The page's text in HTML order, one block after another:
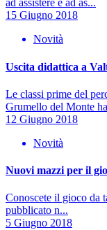
ad assistere e ad as...
15 Giugno 2018
Novità
Uscita didattica a
Le classi prime del
Grumello del Monte
12 Giugno 2018
Novità
Nuovi mazzi per il
Conoscete il gioco da
pubblicato n...
5 Giugno 2018